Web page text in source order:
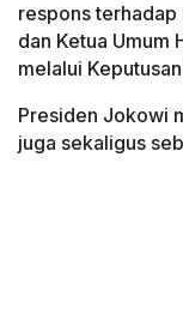
respons
dan Ketua Umum
melalui
Presiden Jokowi
juga sekaligus